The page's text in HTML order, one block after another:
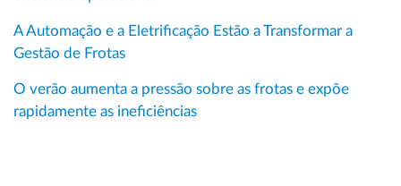
A Automação e a Eletrificação Estão a Transformar a
Gestão de Frotas
O verão aumenta a pressão sobre as frotas e expõe
rapidamente as ineficiências